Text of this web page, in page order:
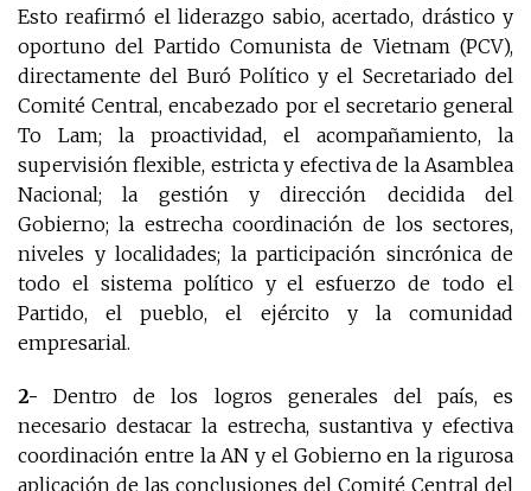
Esto reafirmó el liderazgo sabio, acertado, drástico y
oportuno del Partido Comunista de Vietnam (PCV),
directamente del Buró Político y el Secretariado del
Comité Central, encabezado por el secretario general
To Lam; la proactividad, el acompañamiento, la
supervisión flexible, estricta y efectiva de la Asamblea
Nacional; la gestión y dirección decidida del
Gobierno; la estrecha coordinación de los sectores,
niveles y localidades; la participación sincrónica de
todo el sistema político y el esfuerzo de todo el
Partido, el pueblo, el ejército y la comunidad
empresarial.
2- Dentro de los logros generales del país, es
necesario destacar la estrecha, sustantiva y efectiva
coordinación entre la AN y el Gobierno en la rigurosa
aplicación de las conclusiones del Comité Central del